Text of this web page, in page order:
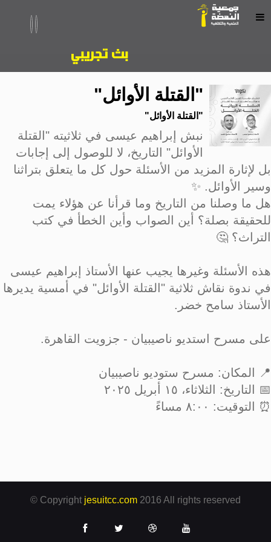
"القتلة الأوائل"
"القتلة الأوائل"
نبش إبراهيم عيسى في ثلاثيته "القتلة
الأوائل" التاريخ، لا للوصول إلى إجابات
بل لإثارة المزيد من الأسئلة حول كل ما يتعلق بتراثنا
وسير الأوائل. ✨
هل ما وصلنا من التاريخ وما قرأنا عن هؤلاء يمت
للحقيقة بصلة؟ أين الصواب وأين الخطأ في كتب
التراث؟ 🤔
هذه الأسئلة وغيرها يجيب عنها الأستاذ إبراهيم عيسى
في ندوة نقاش ثلاثية "القتلة الأوائل" في أمسية يديرها
الأستاذ سامح خضر.
على مسرح استديو ناصيبيان - جزويت القاهرة.
📍 المكان: مسرح ستوديو ناصيبيان
📅 التاريخ: الثلاثاء، ١٥ أبريل ٢٠٢٥
⏰ التوقيت: ٨:٠٠ مساءً
© Copyright jesuitcc.com 2016 All rights reserved